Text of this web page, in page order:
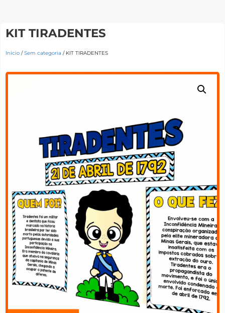
KIT TIRADENTES
Início /Sem categoria / KIT TIRADENTES